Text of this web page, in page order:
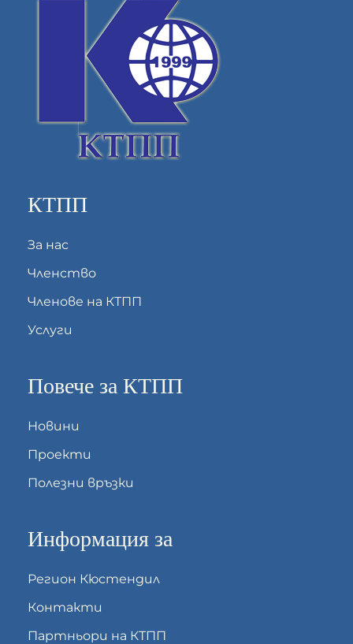
КТПП
За нас
Членство
Членове на КТПП
Услуги
Повече за КТПП
Новини
Проекти
Полезни връзки
Информация за
Регион Кюстендил
Контакти
Партньори на КТПП